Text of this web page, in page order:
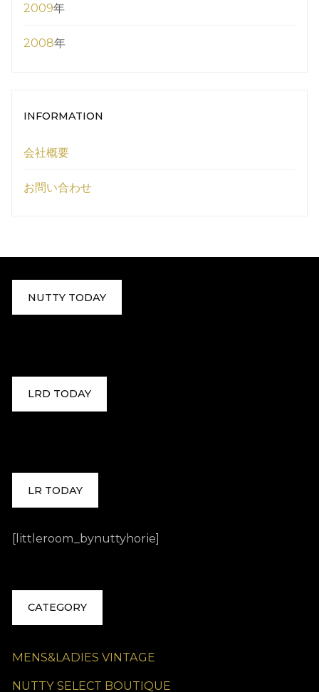
2009年
2008年
INFORMATION
会社概要
お問い合わせ
NUTTY TODAY
LRD TODAY
LR TODAY
[littleroom_bynuttyhorie]
CATEGORY
MENS&LADIES VINTAGE
NUTTY SELECT BOUTIQUE